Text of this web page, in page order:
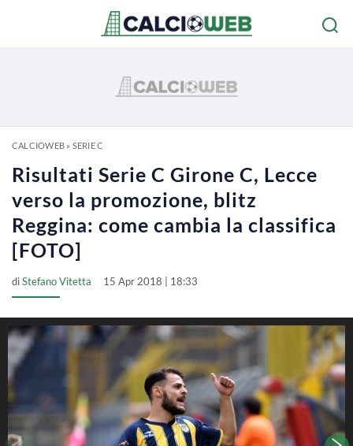
CALCIOWEB» SERIE C
Risultati Serie C Girone C, Lecce
verso la promozione, blitz
Reggina: come cambia la classifica
[FOTO]
diStefano Vitetta 15 Apr 2018 | 18:33